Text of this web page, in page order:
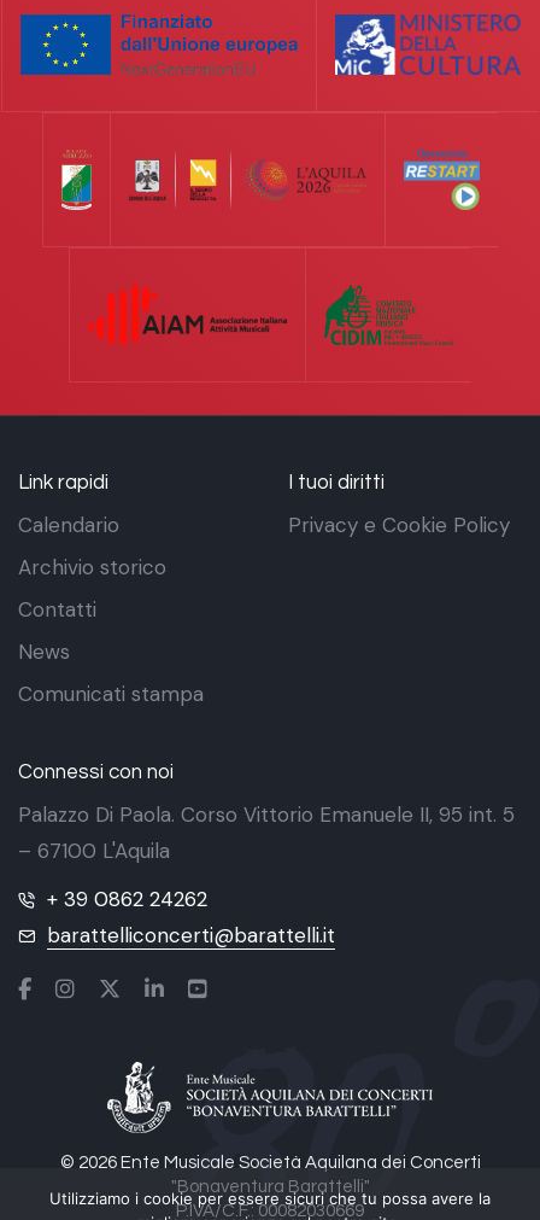
© 2026 Ente Musicale Società Aquilana dei Concerti
"Bonaventura Barattelli"
P.IVA/C.F.: 00082030669
Link rapidi
Calendario
Archivio storico
Contatti
News
Comunicati stampa
I tuoi diritti
Privacy e Cookie Policy
Connessi con noi
Palazzo Di Paola. Corso Vittorio Emanuele II, 95 int. 5
– 67100 L'Aquila
+ 39 0862 24262
barattelliconcerti@barattelli.it
Utilizziamo i cookie per essere sicuri che tu possa avere la